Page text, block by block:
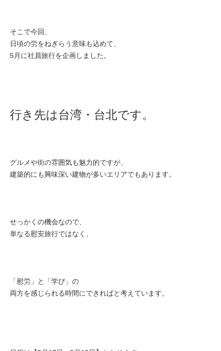
そこで今回、
日頃の労をねぎらう意味も込めて、
5月に社員旅行を企画しました。
行き先は台湾・台北です。
グルメや街の雰囲気も魅力的ですが、
建築的にも興味深い建物が多いエリアでもあります。
せっかくの機会なので、
単なる慰安旅行ではなく、
「慰労」と「学び」の
両方を感じられる時間にできればと考えています。